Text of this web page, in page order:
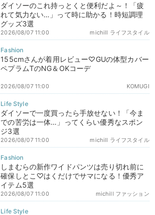
ダイソーのこれ持っとくと便利だよ～！「疲
れて気力ない…」って時に助かる！時短調理
グッズ3選
michill ライフスタイル
2026/08/07 11:00
155cmさんが着用レビュー♡GUの体型カバー
ペプラムTのNG＆OKコーデ
KOMUGI
2026/08/07 11:00
ダイソーで一度買ったら手放せない！「今ま
での苦労は一体…」ってくらい優秀なスポン
ジ3選
michill ライフスタイル
2026/08/07 11:00
しまむらの新作ワイドパンツは売り切れ前に
確保しとこ♡はくだけでサマになる！優秀ア
イテム5選
michill ファッション
2026/08/07 11:00